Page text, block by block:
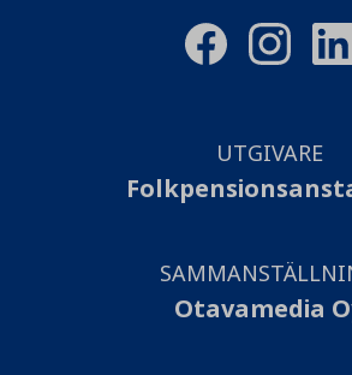
UTGIVARE
Otavamedia